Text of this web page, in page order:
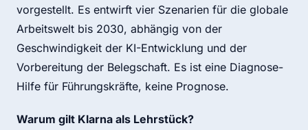
vorgestellt. Es entwirft vier Szenarien für die globale
Arbeitswelt bis 2030, abhängig von der
Geschwindigkeit der KI-Entwicklung und der
Vorbereitung der Belegschaft. Es ist eine Diagnose-
Hilfe für Führungskräfte, keine Prognose.
Warum gilt Klarna als Lehrstück?